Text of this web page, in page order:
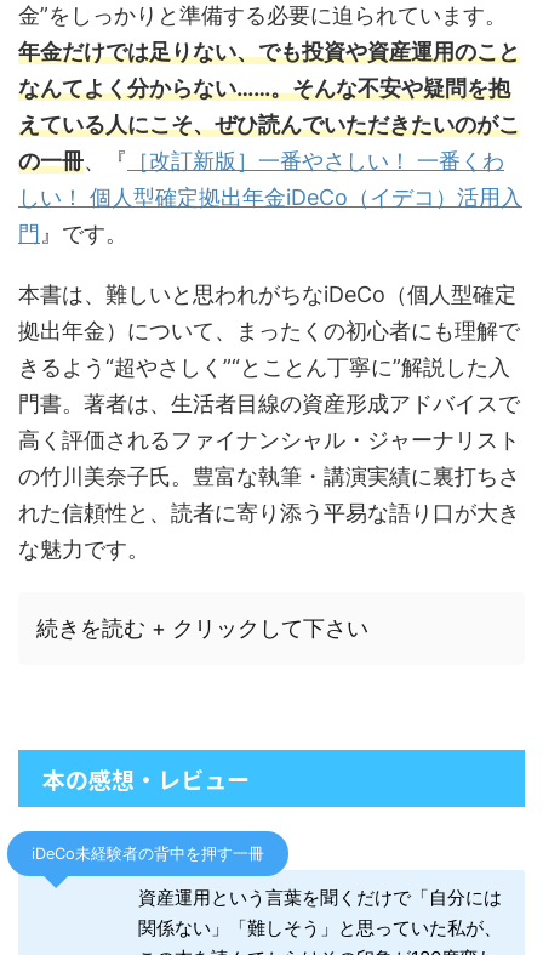
金”をしっかりと準備する必要に迫られています。
年金だけでは足りない、でも投資や資産運用のこと
なんてよく分からない……。そんな不安や疑問を抱
えている人にこそ、ぜひ読んでいただきたいのがこ
の一冊、『 ［改訂新版］一番やさしい！ 一番くわ
しい！ 個人型確定拠出年金iDeCo（イデコ）活用入
門 』です。
本書は、難しいと思われがちなiDeCo（個人型確定
拠出年金）について、まったくの初心者にも理解で
きるよう“超やさしく”“とことん丁寧に”解説した入
門書。著者は、生活者目線の資産形成アドバイスで
高く評価されるファイナンシャル・ジャーナリスト
の竹川美奈子氏。豊富な執筆・講演実績に裏打ちさ
れた信頼性と、読者に寄り添う平易な語り口が大き
な魅力です。
続きを読む + クリックして下さい
本の感想・レビュー
iDeCo未経験者の背中を押す一冊
資産運用という言葉を聞くだけで「自分には
関係ない」「難しそう」と思っていた私が、